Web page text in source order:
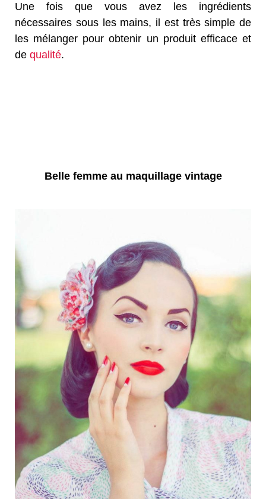
Une fois que vous avez les ingrédients
nécessaires sous les mains, il est très simple de
les mélanger pour obtenir un produit efficace et
de qualité.
Belle femme au maquillage vintage